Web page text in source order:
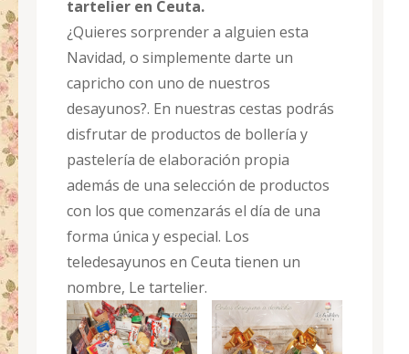
tartelier en Ceuta.
¿Quieres sorprender a alguien esta
Navidad, o simplemente darte un
capricho con uno de nuestros
desayunos?. En nuestras cestas podrás
disfrutar de productos de bollería y
pastelería de elaboración propia
además de una selección de productos
con los que comenzarás el día de una
forma única y especial. Los
teledesayunos en Ceuta tienen un
nombre, Le tartelier.